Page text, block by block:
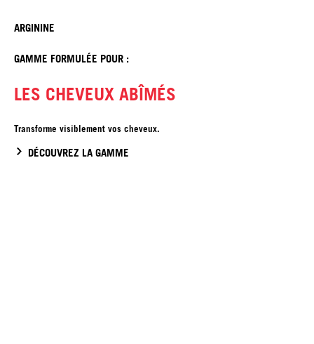
ARGININE
GAMME FORMULÉE POUR :
LES CHEVEUX ABÎMÉS
Transforme visiblement vos cheveux.
DÉCOUVREZ LA GAMME